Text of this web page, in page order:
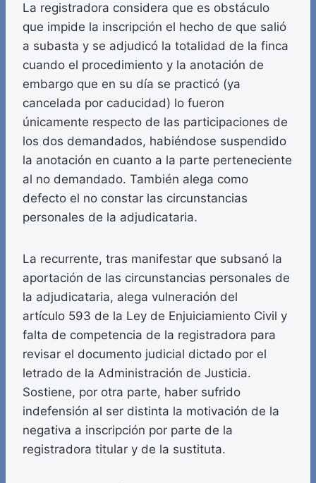
La registradora considera que es obstáculo
que impide la inscripción el hecho de que salió
a subasta y se adjudicó la totalidad de la finca
cuando el procedimiento y la anotación de
embargo que en su día se practicó (ya
cancelada por caducidad) lo fueron
únicamente respecto de las participaciones de
los dos demandados, habiéndose suspendido
la anotación en cuanto a la parte perteneciente
al no demandado. También alega como
defecto el no constar las circunstancias
personales de la adjudicataria.
La recurrente, tras manifestar que subsanó la
aportación de las circunstancias personales de
la adjudicataria, alega vulneración del
artículo 593 de la Ley de Enjuiciamiento Civil y
falta de competencia de la registradora para
revisar el documento judicial dictado por el
letrado de la Administración de Justicia.
Sostiene, por otra parte, haber sufrido
indefensión al ser distinta la motivación de la
negativa a inscripción por parte de la
registradora titular y de la sustituta.